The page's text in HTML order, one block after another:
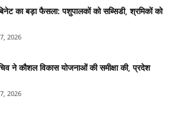
का बड़ा फैसला: पशुपालकों को सब्सिडी, श्रमिकों को
2026
ने कौशल विकास योजनाओं की समीक्षा की, प्रदेश
2026